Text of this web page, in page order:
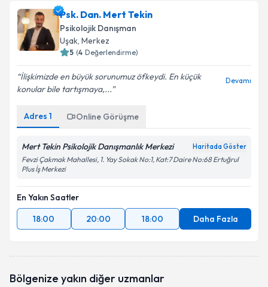
Psk. Dan. Mert Tekin
Psikolojik Danışman
Uşak, Merkez
5 (4 Değerlendirme)
İlişkimizde en büyük sorunumuz öfkeydi. En küçük
konular bile tartışmaya,...
Devamı
Adres 1 Online Görüşme
Mert Tekin Psikolojik Danışmanlık Merkezi Haritada Göster
Fevzi Çakmak Mahallesi, 1. Yay Sokak No:1, Kat:7 Daire No:68 Ertuğrul
Plus İş Merkezi
En Yakın Saatler
18:00
20:00 18:00 Daha Fazla
Bölgenize yakın diğer uzmanlar